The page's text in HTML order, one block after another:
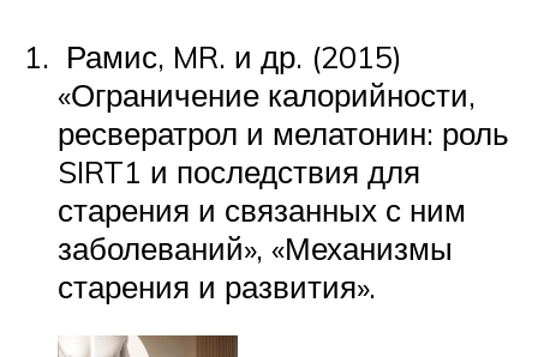
Рамис, MR. и др. (2015)
«Ограничение калорийности,
ресвератрол и мелатонин: роль
SIRT1 и последствия для
старения и связанных с ним
заболеваний», «Механизмы
старения и развития».